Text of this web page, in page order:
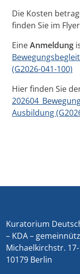
Die Kosten
finden Sie im
EineAnmeldung
(G2026-041-100)
Hier finden Sie
Ausbildung
Kuratorium
– KDA –
Michaelkirchstr.
10179 Berlin